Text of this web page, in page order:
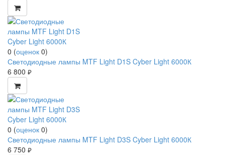
0 (оценок 0)
Светодиодные лампы MTF Light D1S Cyber Light 6000К
6 800 руб.
0 (оценок 0)
Светодиодные лампы MTF Light D3S Cyber Light 6000К
6 750 руб.